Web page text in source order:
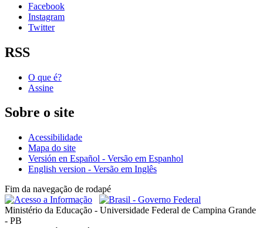
Facebook
Instagram
Twitter
RSS
O que é?
Assine
Sobre o site
Acessibilidade
Mapa do site
Versión en Español - Versão em Espanhol
English version - Versão em Inglês
Fim da navegação de rodapé
Ministério da Educação - Universidade Federal de Campina Grande
- PB